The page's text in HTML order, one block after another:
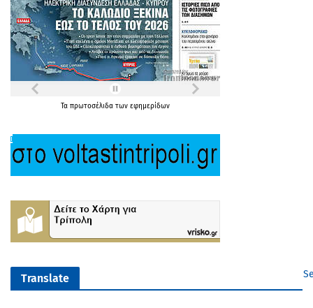
Τα πρωτοσέλιδα των εφημερίδων
Translate